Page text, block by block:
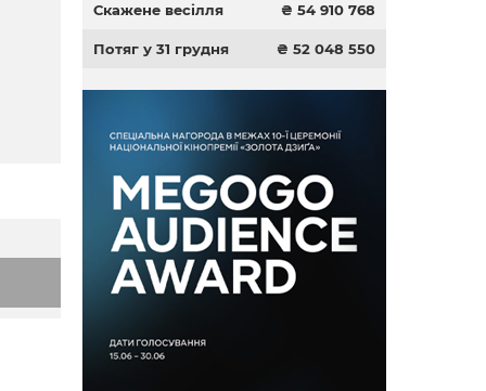
Скажене весілля ₴ 54 910 768
Потяг у 31 грудня ₴ 52 048 550